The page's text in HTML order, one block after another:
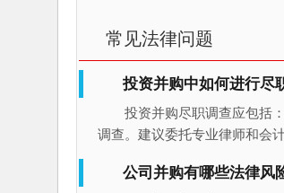
常见法律问题
投资并购中如何进行尽
投资并购尽职调查应包括
调查。建议委托专业律师和会
公司并购有哪些法律风